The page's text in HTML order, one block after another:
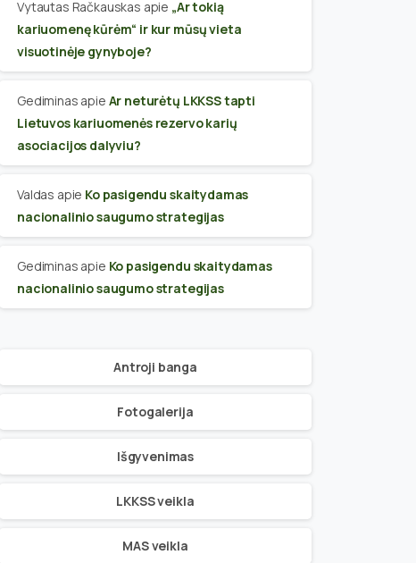
Vytautas Račkauskas apie „Ar tokią
kariuomenę kūrėm“ ir kur mūsų vieta
visuotinėje gynyboje?
Gediminas apie Ar neturėtų LKKSS tapti
Lietuvos kariuomenės rezervo karių
asociacijos dalyviu?
Valdas apie Ko pasigendu skaitydamas
nacionalinio saugumo strategijas
Gediminas apie Ko pasigendu skaitydamas
nacionalinio saugumo strategijas
Antroji banga
Fotogalerija
Išgyvenimas
LKKSS veikla
MAS veikla